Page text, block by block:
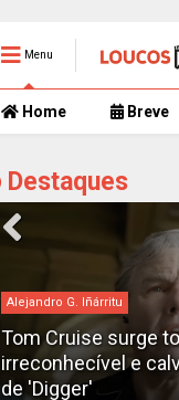
Menu
Home Breve
Destaques
Alejandro G. Iñárritu
Tom Cruise surge
irreconhecível e
de 'Digger'